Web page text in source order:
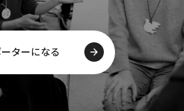
ターになる